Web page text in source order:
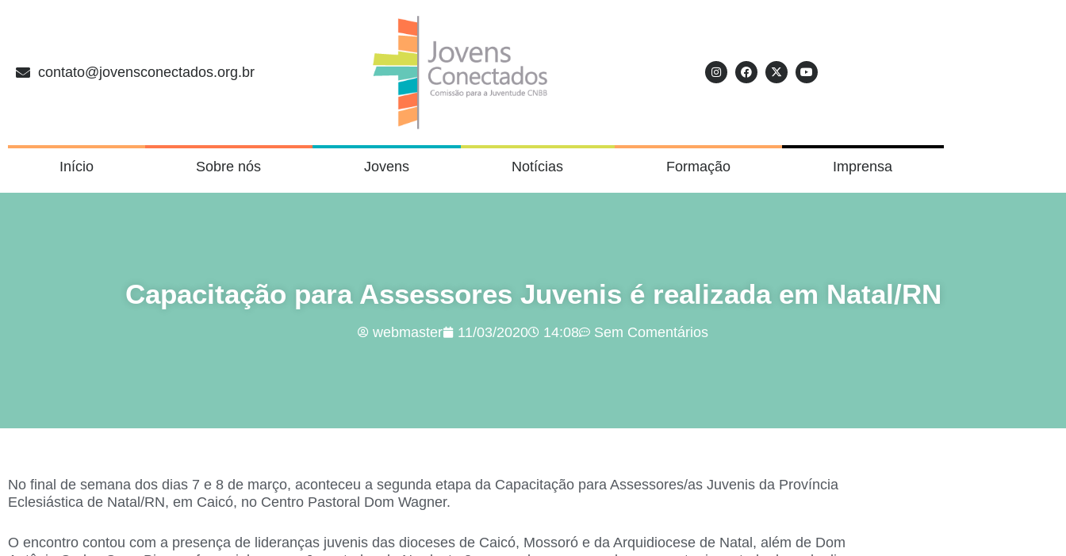
contato@jovensconectados.org.br
Início Sobre nós Jovens Notícias Formação Imprensa
Capacitação para Assessores Juvenis é realizada em Natal/RN
webmaster 11/03/2020 14:08 Sem Comentários
No final de semana dos dias 7 e 8 de março, aconteceu a segunda etapa da Capacitação para Assessores/as Juvenis da Província
Eclesiástica de Natal/RN, em Caicó, no Centro Pastoral Dom Wagner.
O encontro contou com a presença de lideranças juvenis das dioceses de Caicó, Mossoró e da Arquidiocese de Natal, além de Dom